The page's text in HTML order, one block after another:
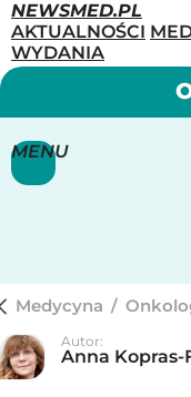
NEWSMED.PL
AKTUALNOŚCI
WYDANIA
MENU
Medycyna /
Autor:
Anna Kopras-